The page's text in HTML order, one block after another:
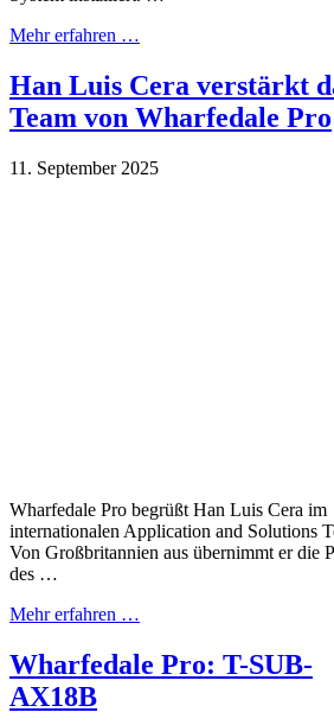
Mehr erfahren …
Han Luis Cera verstärkt
Team von Wharfedale Pro
11. September 2025
Wharfedale Pro begrüßt Han Luis Cera im
internationalen Application and Solutions
Von Großbritannien aus übernimmt er die
des …
Mehr erfahren …
Wharfedale Pro: T-SUB-
AX18B